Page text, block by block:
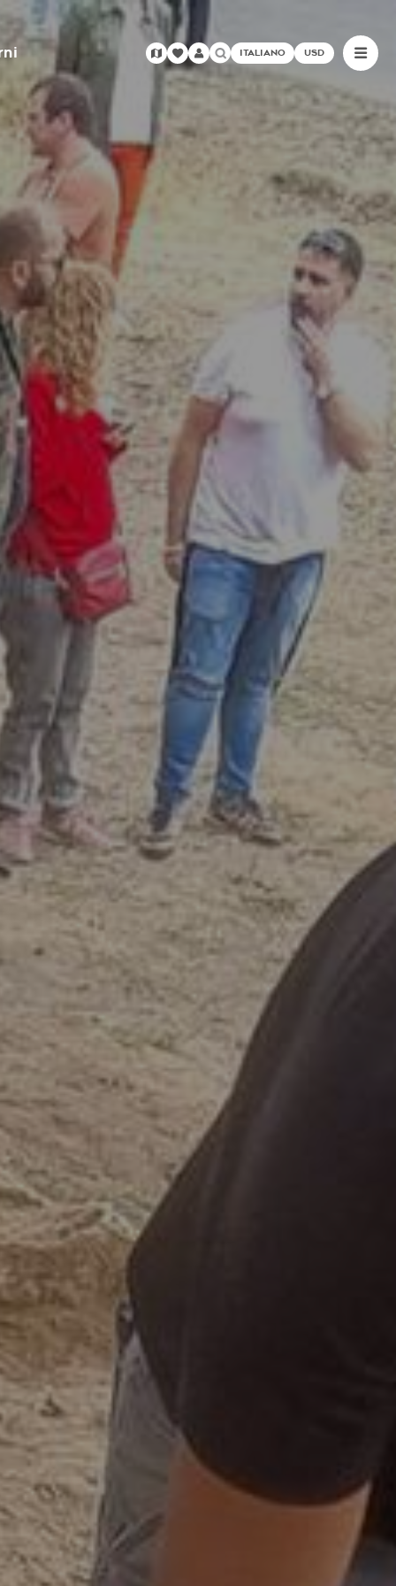
ITALIANO USD